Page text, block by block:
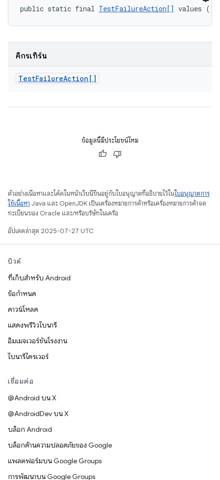
public static final TestFailureAction[] values ()
คิกรีเทิร์น
TestFailureAction[]
ข้อมูลนี้มีประโยชน์ไหม
ตัวอย่างเนื้อหาและโค้ดในหน้าเว็บนี้ขึ้นอยู่กับใบอนุญาตที่อธิบายไว้ในใบอนุญาตการ
ใช้เนื้อหา Java และ OpenJDK เป็นเครื่องหมายการค้าหรือเครื่องหมายการค้าจด
ทะเบียนของ Oracle และ/หรือบริษัทในเครือ
อัปเดตล่าสุด 2025-07-27 UTC
บิวด์
ที่เก็บสำหรับ Android
ข้อกำหนด
ดาวน์โหลด
แสดงพรีวิวไบนารี
อิมเมจเวอร์ชันโรงงาน
ไบนารีไดรเวอร์
เชื่อมต่อ
@Android บน X
@AndroidDev บน X
บล็อก Android
บล็อกด้านความปลอดภัยของ Google
แพลตฟอร์มบน Google Groups
การพัฒนาบน Google Groups